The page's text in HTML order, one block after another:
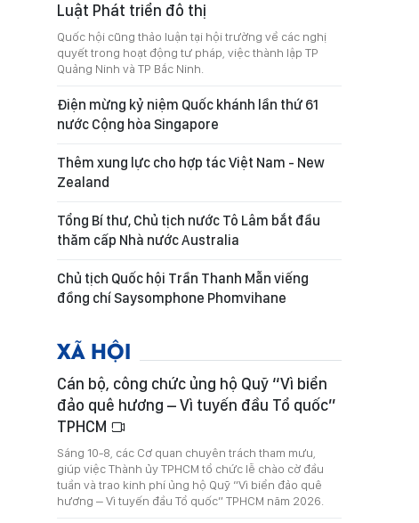
Luật Phát triển đô thị
Quốc hội cũng thảo luận tại hội trường về các nghị
quyết trong hoạt động tư pháp, việc thành lập TP
Quảng Ninh và TP Bắc Ninh.
Điện mừng kỷ niệm Quốc khánh lần thứ 61
nước Cộng hòa Singapore
Thêm xung lực cho hợp tác Việt Nam - New
Zealand
Tổng Bí thư, Chủ tịch nước Tô Lâm bắt đầu
thăm cấp Nhà nước Australia
Chủ tịch Quốc hội Trần Thanh Mẫn viếng
đồng chí Saysomphone Phomvihane
XÃ HỘI
Cán bộ, công chức ủng hộ Quỹ “Vì biển
đảo quê hương – Vì tuyến đầu Tổ quốc”
TPHCM
Sáng 10-8, các Cơ quan chuyên trách tham mưu,
giúp việc Thành ủy TPHCM tổ chức lễ chào cờ đầu
tuần và trao kinh phí ủng hộ Quỹ “Vì biển đảo quê
hương – Vì tuyến đầu Tổ quốc” TPHCM năm 2026.